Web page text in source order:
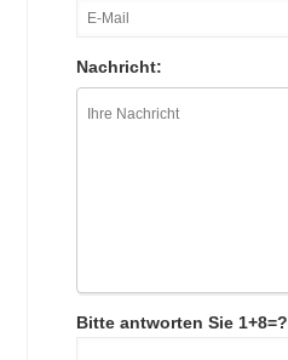
Nachricht:
Bitte antworten Sie 1+8=?